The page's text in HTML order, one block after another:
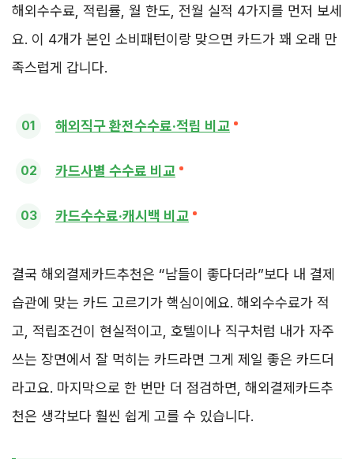
해외수수료, 적립률, 월 한도, 전월 실적 4가지를 먼저 보세
요. 이 4개가 본인 소비패턴이랑 맞으면 카드가 꽤 오래 만
족스럽게 갑니다.
해외직구 환전수수료·적립 비교
카드사별 수수료 비교
카드수수료·캐시백 비교
결국 해외결제카드추천은 “남들이 좋다더라”보다 내 결제
습관에 맞는 카드 고르기가 핵심이에요. 해외수수료가 적
고, 적립조건이 현실적이고, 호텔이나 직구처럼 내가 자주
쓰는 장면에서 잘 먹히는 카드라면 그게 제일 좋은 카드더
라고요. 마지막으로 한 번만 더 점검하면, 해외결제카드추
천은 생각보다 훨씬 쉽게 고를 수 있습니다.